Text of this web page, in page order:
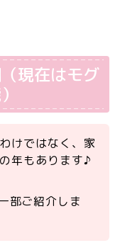
現在はモグ
けではなく、家
年もあります♪
部ご紹介しま